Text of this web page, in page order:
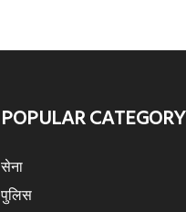
POPULAR CATEGORY
सेना
पुलिस